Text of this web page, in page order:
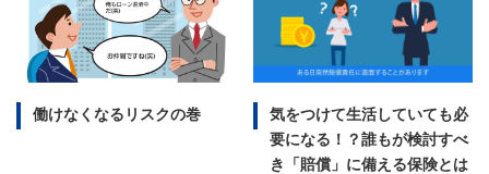
働けなくなるリスクの巻
気をつけて生活していても必
要になる！？誰もが検討すべ
き「賠償」に備える保険とは